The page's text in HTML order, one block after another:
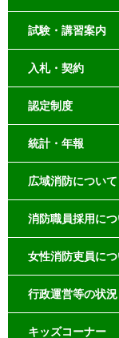
試験・講習案内
入札・契約
認定制度
統計・年報
広域消防について
消防職員採用に
女性消防吏員に
行政運営等の状況
キッズコーナー